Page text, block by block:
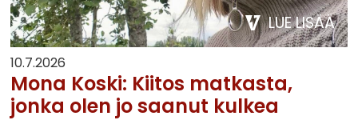
LUE LISÄÄ
10.7.2026
Mona Koski: Kiitos matkasta,
jonka olen jo saanut kulkea